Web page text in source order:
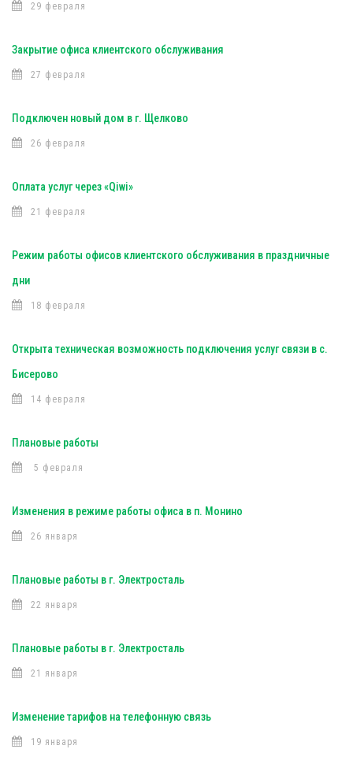
29 февраля
Закрытие офиса клиентского обслуживания
27 февраля
Подключен новый дом в г. Щелково
26 февраля
Оплата услуг через «Qiwi»
21 февраля
Режим работы офисов клиентского обслуживания в праздничные
дни
18 февраля
Открыта техническая возможность подключения услуг связи в с.
Бисерово
14 февраля
Плановые работы
5 февраля
Изменения в режиме работы офиса в п. Монино
26 января
Плановые работы в г. Электросталь
22 января
Плановые работы в г. Электросталь
21 января
Изменение тарифов на телефонную связь
19 января